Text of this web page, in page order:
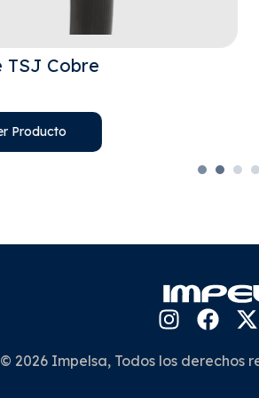
Cable Flexible
© 2026 Impelsa, Todos los derechos